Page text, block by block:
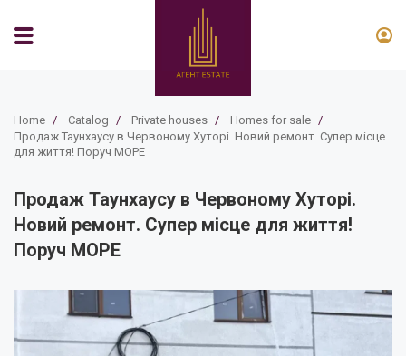
Home / Catalog / Private houses / Homes for sale /
Продаж Таунхаусу в Червоному Хуторі. Новий ремонт. Супер місце
для життя! Поруч МОРЕ
Продаж Таунхаусу в Червоному Хуторі.
Новий ремонт. Супер місце для життя!
Поруч МОРЕ